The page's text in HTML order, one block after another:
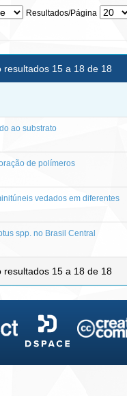
Resultados/Página
resultados 15 a 18 de 18
ao substrato
de polímeros
vedados em diferentes
spp. no Brasil Central
resultados 15 a 18 de 18